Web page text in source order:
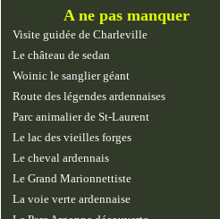
A ne pas manquer
Visite guidée de Charleville
Le château de sedan
Woinic le sanglier géant
Route des légendes ardennaises
Parc animalier de St-Laurent
Le lac des vieilles forges
Le cheval ardennais
Le Grand Marionnettiste
La voie verte ardennaise